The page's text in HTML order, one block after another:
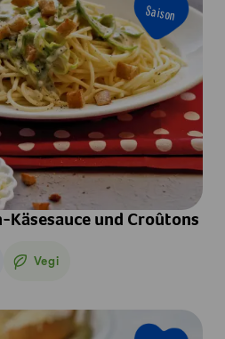
Saison
und Croûtons
Vegi
Vegetarisch